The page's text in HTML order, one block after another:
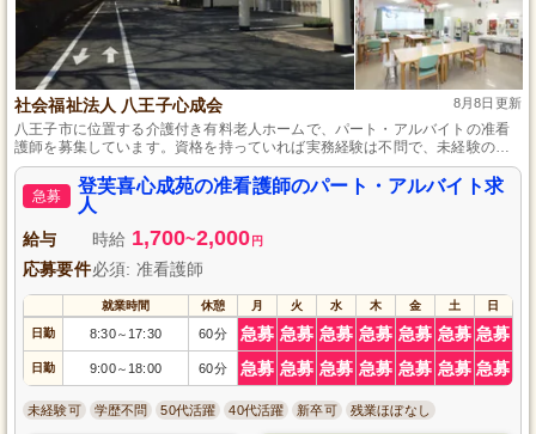
社会福祉法人 八王子心成会 8月8日更新
八王子市に位置する介護付き有料老人ホームで、パート・アルバイトの准看
護師を募集しています。資格を持っていれば実務経験は不問で、未経験の方
も大歓迎です。ご利用者さまの健康管理など大切な仕事をお任せしますが、
昇給や賞与の制度もあり、自分のペースで働ける環境を整えています。
急募
登芙喜心成苑の准看護師のパート・アルバイト求
人
給与 時給 1,700~2,000 円
応募要件必須: 准看護師
就業時間 休憩 月 火 水 木 金 土 日
日勤 8:30～ 17:30 60分 急募 急募 急募 急募 急募 急募 急募
日勤 9:00～ 18:00 60分 急募 急募 急募 急募 急募 急募 急募
未経験可 学歴不問 50代活躍 40代活躍 新卒可 残業ほぼなし